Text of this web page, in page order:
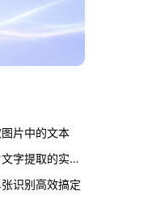
片中的文本
如何将图片中的文字导出来？分享OCR图片文字提取的实用方法
识别高效搞定